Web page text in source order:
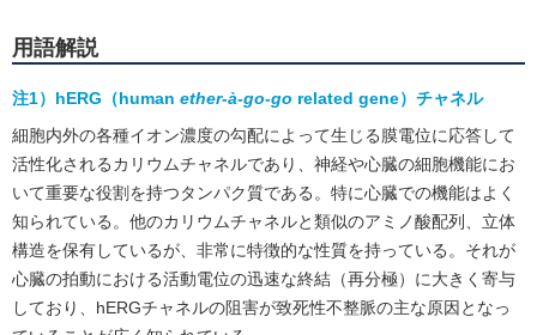
用語解説
注1）hERG（human ether-à-go-go related gene）チャネル
細胞内外の各種イオン濃度の勾配によって生じる膜電位に応答して
活性化されるカリウムチャネルであり、神経や心臓の細胞機能にお
いて重要な役割を持つタンパク質である。特に心臓での機能はよく
知られている。他のカリウムチャネルと類似のアミノ酸配列、立体
構造を保有しているが、非常に特徴的な性質を持っている。それが
心臓の拍動における活動電位の迅速な終結（再分極）に大きく寄与
しており、hERGチャネルの阻害が致死性不整脈の主な原因となっ